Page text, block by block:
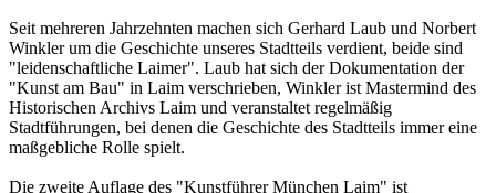
Seit mehreren Jahrzehnten machen sich Gerhard Laub und Norbert
Winkler um die Geschichte unseres Stadtteils verdient, beide sind
"leidenschaftliche Laimer". Laub hat sich der Dokumentation der
"Kunst am Bau" in Laim verschrieben, Winkler ist Mastermind des
Historischen Archivs Laim und veranstaltet regelmäßig
Stadtführungen, bei denen die Geschichte des Stadtteils immer eine
maßgebliche Rolle spielt.
Die zweite Auflage des "Kunstführer München Laim" ist